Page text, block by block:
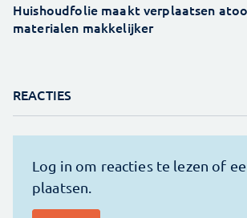
Huishoudfolie maakt verplaatsen
materialen makkelijker
REACTIES